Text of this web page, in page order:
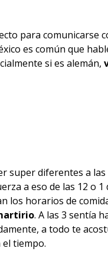
para comunicarse
es común que
si es alemán,
super diferentes a las
a eso de las 12 o
los horarios de
. A las 3 sentía
a todo te
tiempo.